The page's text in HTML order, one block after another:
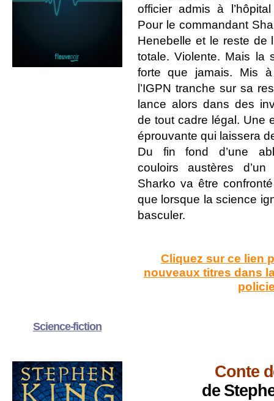
officier admis à
Pour le commandant
Henebelle et le reste de
totale. Violente. Mais la
forte que jamais. Mis
l’IGPN tranche sur sa
lance alors dans des
de tout cadre légal. Une
éprouvante qui laissera
Du fin fond d’une
couloirs austères d’un
Sharko va être
que lorsque la science
basculer.
Cliquez sur ce lien
nouveaux titres dans
Science-fiction
Conte
de